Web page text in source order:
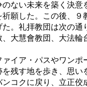
のない未来を築く決意
願した。この後、
。礼拝教団は次の通
、大慧會教団、大法
イア・パスやワンポ
残す地を歩き、思い
コクに戻り、立正佼